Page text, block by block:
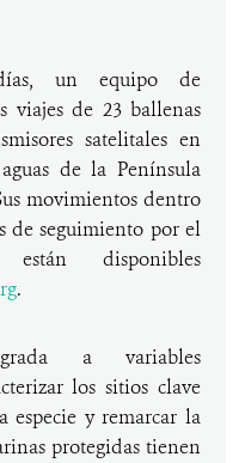
un equipo de
viajes de 23 ballenas
satelitales en
de la Península
movimientos dentro
de seguimiento por el
están disponibles
.
a variables
los sitios clave
especie y remarcar la
protegidas tienen